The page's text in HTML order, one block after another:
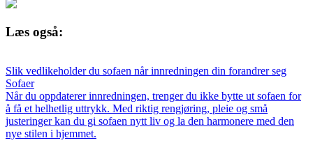
Læs også:
Slik vedlikeholder du sofaen når innredningen din forandrer seg
Sofaer
Når du oppdaterer innredningen, trenger du ikke bytte ut sofaen for
å få et helhetlig uttrykk. Med riktig rengjøring, pleie og små
justeringer kan du gi sofaen nytt liv og la den harmonere med den
nye stilen i hjemmet.